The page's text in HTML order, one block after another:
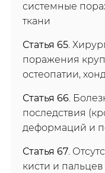
системные
ткани
Статья 65.
поражения
остеопатии,
Статья 66.
последствия
деформаций и
Статья 67.
кисти и пальцев